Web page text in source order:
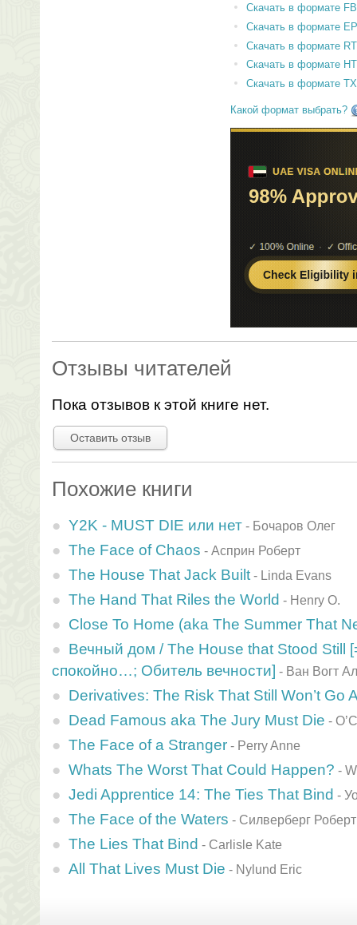
Скачать в формате
Скачать в формате
Скачать в формате
Скачать в формате
Скачать в формате
Какой формат выбрать?
Отзывы читателей
Пока отзывов к этой книге нет.
Оставить отзыв
Похожие книги
Y2K - MUST DIE или нет - Бочаров Олег
The Face of Chaos - Асприн Роберт
The House That Jack Built - Linda Evans
The Hand That Riles the World - Henry O.
Close To Home (aka The Summer That
Вечный дом / The House that Stood Still
спокойно…; Обитель вечности] - Ван Вогт
Derivatives: The Risk That Still Won’t Go
Dead Famous aka The Jury Must Die -
The Face of a Stranger - Perry Anne
Whats The Worst That Could Happen? -
Jedi Apprentice 14: The Ties That Bind -
The Face of the Waters - Силверберг Роберт
The Lies That Bind - Carlisle Kate
All That Lives Must Die - Nylund Eric